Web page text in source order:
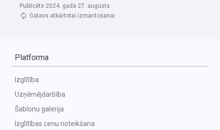
Publicēts 2024. gada 27. augusts
Gatavs atkārtotai izmantošanai
Platforma
Izglītība
Uzņēmējdarbība
Šablonu galerija
Izglītības cenu noteikšana